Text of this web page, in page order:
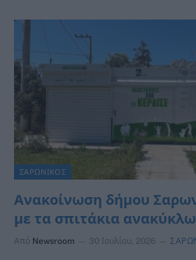
ΣΑΡΩΝΙΚΟΣ
Ανακοίνωση δήμου
με τα σπιτάκια
Από Newsroom 30 Ιουλίου, 2026